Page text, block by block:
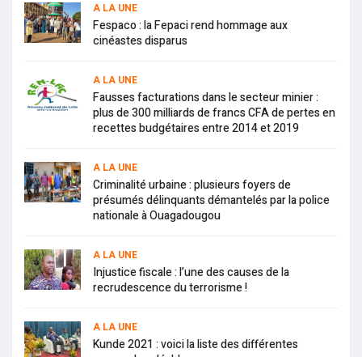
A LA UNE
Fespaco : la Fepaci rend hommage aux
cinéastes disparus
A LA UNE
Fausses facturations dans le secteur minier :
plus de 300 milliards de francs CFA de pertes en
recettes budgétaires entre 2014 et 2019
A LA UNE
Criminalité urbaine : plusieurs foyers de
présumés délinquants démantelés par la police
nationale à Ouagadougou
A LA UNE
Injustice fiscale : l’une des causes de la
recrudescence du terrorisme !
A LA UNE
Kunde 2021 : voici la liste des différentes